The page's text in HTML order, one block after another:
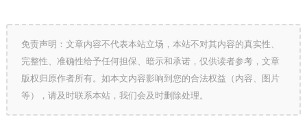
免责声明：文章内容不代表本站立场，本站不对其内容的真实性、
完整性、准确性给予任何担保、暗示和承诺，仅供读者参考，文章
版权归原作者所有。如本文内容影响到您的合法权益（内容、图片
等），请及时联系本站，我们会及时删除处理。